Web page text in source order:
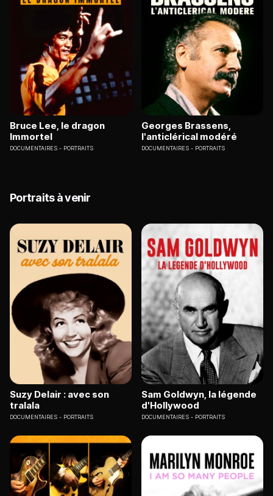
Bruce Lee, le dragon
Immortel
DOCUMENTAIRES PORTRAITS
Georges Brassens,
l'anticlérical modéré
DOCUMENTAIRES PORTRAITS
Portraits à venir
Suzy Delair : avec son
tralala
DOCUMENTAIRES PORTRAITS
Sam Goldwyn, la légende
d'Hollywood
DOCUMENTAIRES PORTRAITS